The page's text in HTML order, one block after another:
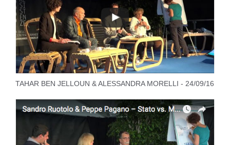
TAHAR BEN JELLOUN & ALESSANDRA MORELLI - 24/09/16